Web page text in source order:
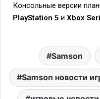
Консольные версии
PlayStation 5 и Xbox
Samson
Samson новости